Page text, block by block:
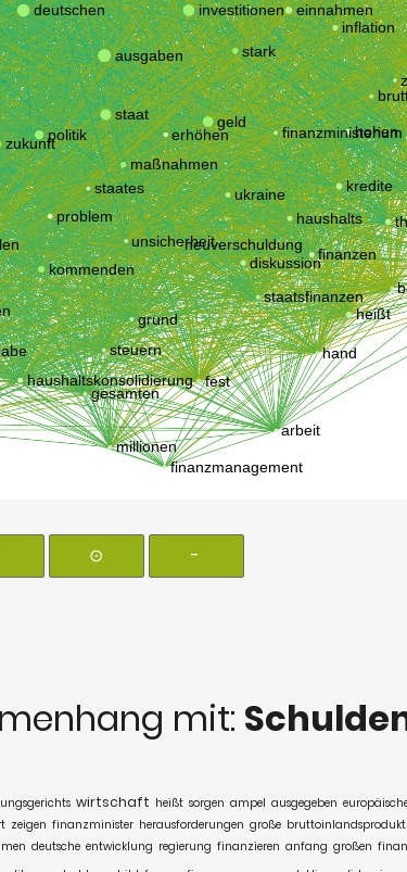
⊙ -
mit:
wirtschaft heißt sorgen ampel ausgegeben
zeigen finanzminister herausforderungen große bruttoinlandsprodukt
deutsche entwicklung regierung finanzieren anfang großen